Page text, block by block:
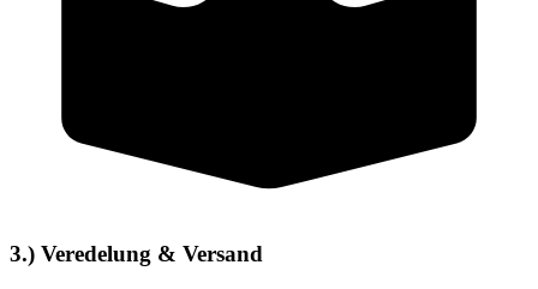
3.) Veredelung & Versand